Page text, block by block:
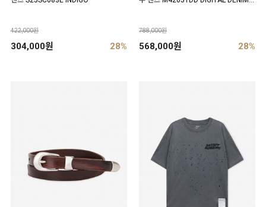
422,000원
304,000원 28%
788,000원
568,000원 28%